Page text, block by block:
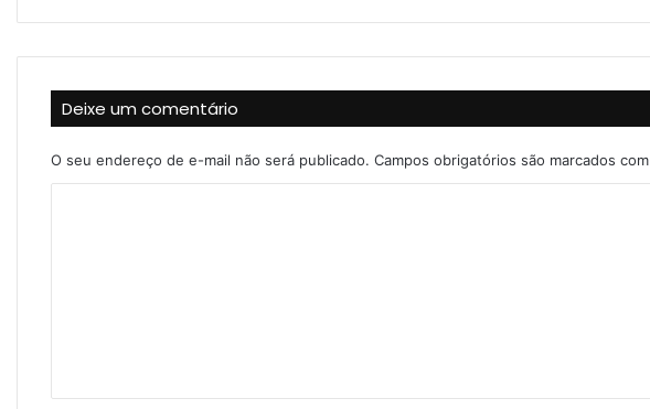
b
s
t
e
Deixe um comentário
O seu endereço de e-mail não será publicado. Campos obrigatórios são marcados com
á